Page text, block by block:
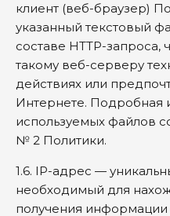
клиент (веб-браузер)
указанный текстовый
составе HTTP-запроса,
такому веб-серверу
действиях или
Интернете. Подробная
используемых файлов
№ 2 Политики.
1.6. IP-адрес —
необходимый для
получения информации